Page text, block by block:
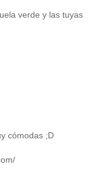
verde y las tuyas
cómodas ;D